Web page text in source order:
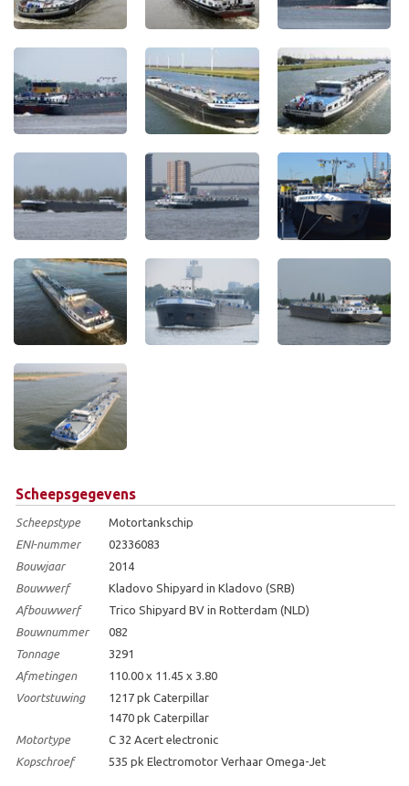
Scheepsgegevens
Scheepstype
Motortankschip
ENI-nummer
02336083
Bouwjaar
2014
Bouwwerf
Kladovo Shipyard in Kladovo (SRB)
Afbouwwerf
Trico Shipyard BV in Rotterdam (NLD)
Bouwnummer
082
Tonnage
3291
Afmetingen
110.00 x 11.45 x 3.80
Voortstuwing
1217 pk Caterpillar
1470 pk Caterpillar
Motortype
C 32 Acert electronic
Kopschroef
535 pk Electromotor Verhaar Omega-Jet